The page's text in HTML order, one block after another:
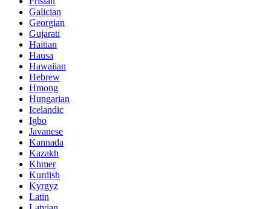
Galician
Georgian
Gujarati
Haitian
Hausa
Hawaiian
Hebrew
Hmong
Hungarian
Icelandic
Igbo
Javanese
Kannada
Kazakh
Khmer
Kurdish
Kyrgyz
Latin